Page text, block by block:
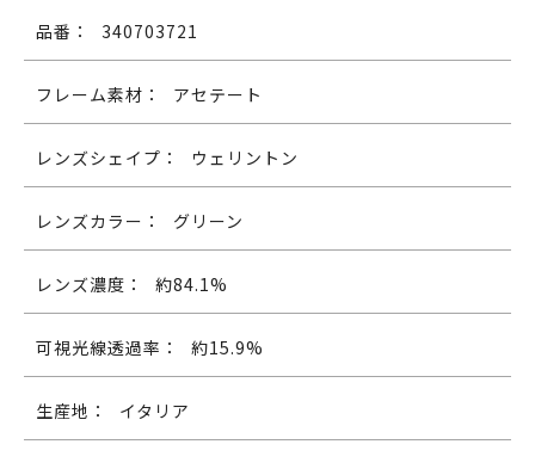
品番： 340703721
フレーム素材： アセテート
レンズシェイプ： ウェリントン
レンズカラー： グリーン
レンズ濃度： 約84.1%
可視光線透過率： 約15.9%
生産地： イタリア